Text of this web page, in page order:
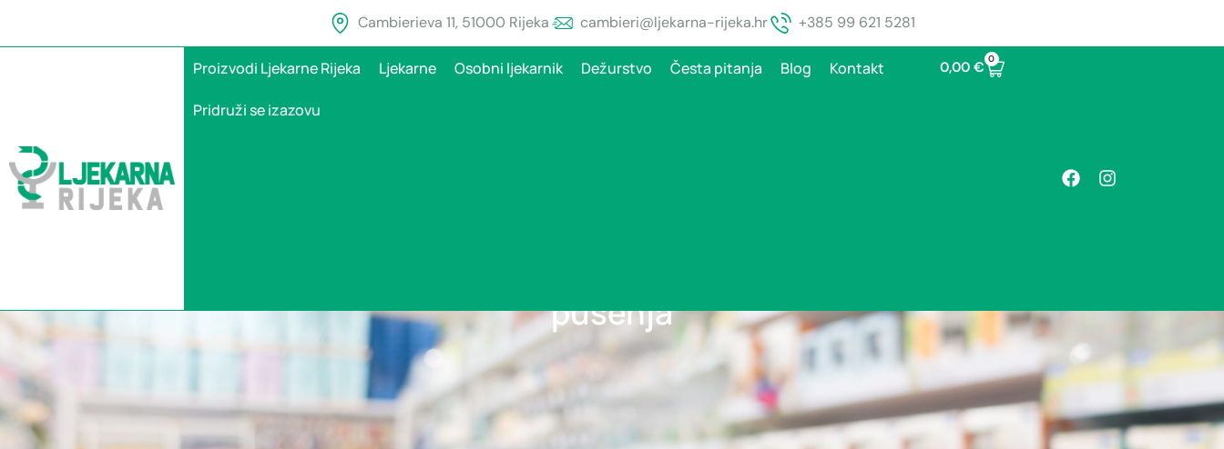
Cambierieva 11, 51000 Rijeka cambieri@ljekarna-rijeka.hr +385 99 621 5281
Proizvodi Ljekarne Rijeka Ljekarne Osobni ljekarnik Dežurstvo Česta pitanja Blog Kontakt
Pridruži se izazovu
0,00 € 0
pušenja